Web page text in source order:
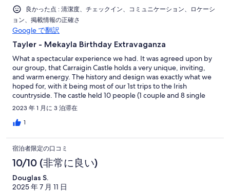
良かった点 : 清潔度、チェックイン、コミュニケーション、ロケーシ
ョン、掲載情報の正確さ
Google で翻訳
Tayler - Mekayla Birthday Extravaganza
What a spectacular experience we had. It was agreed upon by
our group, that Carraigin Castle holds a very unique, inviting,
and warm energy. The history and design was exactly what we
hoped for, with it being most of our 1st trips to the Irish
countryside. The castle held 10 people (1 couple and 8 single
adults) comfortably to sleep, and a dinner party of 21 people
total. Geraldine was quite responsive and delightful, as well as
Tina, who provided all the catering for the dinner. Our only wish
summer at some point, as the grounds were equally as
enchanting! To have an opportunity to use the boat on the lake
would be a dream. Highly recommend it if the time of year
allows it. Overall, everyone was extremely pleased with this
castle. It was just the right amount of charm in every way.
2023 年 1 月に 3 泊滞在
1
宿泊者限定の口コミ
10/10 (非常に良い)
Douglas S.
2025 年 7 月 11 日